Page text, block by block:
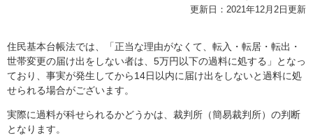
更新日：2021年12月2日更新
住民基本台帳法では、「正当な理由がなくて、転入・転居・転出・
世帯変更の届け出をしない者は、5万円以下の過料に処する」となっ
ており、事実が発生してから14日以内に届け出をしないと過料に処
せられる場合がございます。
実際に過料が科せられるかどうかは、裁判所（簡易裁判所）の判断
となります。